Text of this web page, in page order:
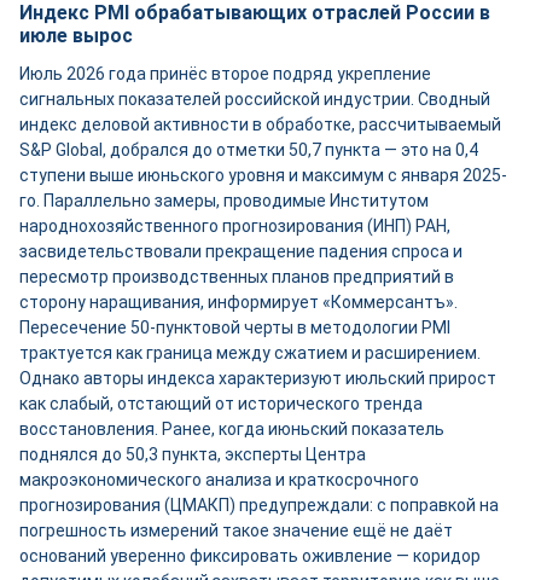
Индекс PMI обрабатывающих отраслей России в
июле вырос
Июль 2026 года принёс второе подряд укрепление
сигнальных показателей российской индустрии. Сводный
индекс деловой активности в обработке, рассчитываемый
S&P Global, добрался до отметки 50,7 пункта — это на 0,4
ступени выше июньского уровня и максимум с января 2025-
го. Параллельно замеры, проводимые Институтом
народнохозяйственного прогнозирования (ИНП) РАН,
засвидетельствовали прекращение падения спроса и
пересмотр производственных планов предприятий в
сторону наращивания, информирует «Коммерсантъ».
Пересечение 50-пунктовой черты в методологии PMI
трактуется как граница между сжатием и расширением.
Однако авторы индекса характеризуют июльский прирост
как слабый, отстающий от исторического тренда
восстановления. Ранее, когда июньский показатель
поднялся до 50,3 пункта, эксперты Центра
макроэкономического анализа и краткосрочного
прогнозирования (ЦМАКП) предупреждали: с поправкой на
погрешность измерений такое значение ещё не даёт
оснований уверенно фиксировать оживление — коридор